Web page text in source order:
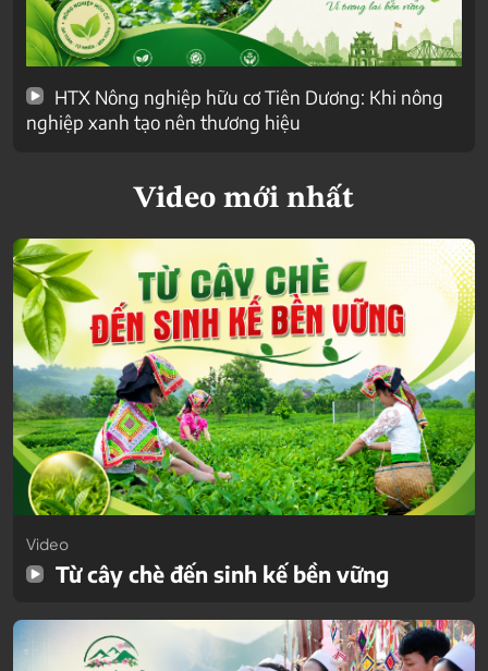
HTX Nông nghiệp hữu cơ Tiên Dương: Khi nông
nghiệp xanh tạo nên thương hiệu
Video mới nhất
Video
Từ cây chè đến sinh kế bền vững